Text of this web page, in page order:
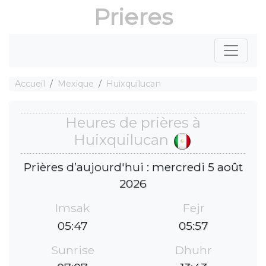
Prieres
Accueil Mexique Huixquilucan
Heures de prières à
Huixquilucan
Prières d’aujourd'hui : mercredi 5 août
2026
Imsak
05:47
Fejr
05:57
Sunrise
Dhuhr